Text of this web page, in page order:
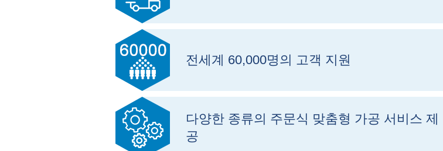
전세계 60,000명의 고객 지원
다양한 종류의 주문식 맞춤형 가공 서비스 제
공